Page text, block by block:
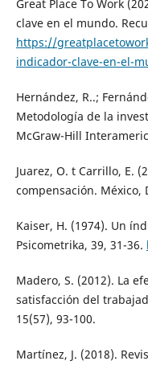
Great Place To Work
clave en el mundo.
https://
indicador-clave-en-el-
Hernández, R..;
Metodología de la
McGraw-Hill
Juarez, O. t Carrillo, E.
compensación. México,
Kaiser, H. (1974). Un
Psicometrika, 39, 31-36.
Madero, S. (2012). La
satisfacción del
15(57), 93-100.
Martínez, J. (2018).